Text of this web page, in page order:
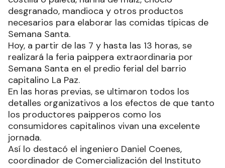
desgranado, mandioca y otros productos
necesarios para elaborar las comidas típicas de
Semana Santa.
Hoy, a partir de las 7 y hasta las 13 horas, se
realizará la feria paippera extraordinaria por
Semana Santa en el predio ferial del barrio
capitalino La Paz.
En las horas previas, se ultimaron todos los
detalles organizativos a los efectos de que tanto
los productores paipperos como los
consumidores capitalinos vivan una excelente
jornada.
Así lo destacó el ingeniero Daniel Coenes,
coordinador de Comercialización del Instituto